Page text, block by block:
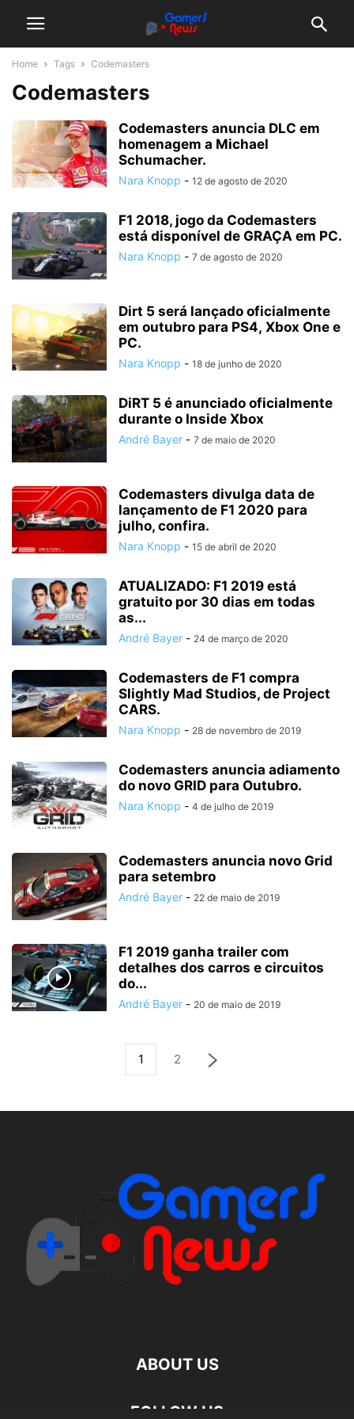
Home Tags Codemasters
Codemasters
Codemasters anuncia DLC em
homenagem a Michael
Schumacher.
Nara Knopp - 12 de agosto de 2020
F1 2018, jogo da Codemasters
está disponível de GRAÇA em PC.
Nara Knopp - 7 de agosto de 2020
Dirt 5 será lançado oficialmente
em outubro para PS4, Xbox One e
PC.
Nara Knopp - 18 de junho de 2020
DiRT 5 é anunciado oficialmente
durante o Inside Xbox
André Bayer - 7 de maio de 2020
Codemasters divulga data de
lançamento de F1 2020 para
julho, confira.
Nara Knopp - 15 de abril de 2020
ATUALIZADO: F1 2019 está
gratuito por 30 dias em todas
as...
André Bayer - 24 de março de 2020
Codemasters de F1 compra
Slightly Mad Studios, de Project
CARS.
Nara Knopp - 28 de novembro de 2019
Codemasters anuncia adiamento
do novo GRID para Outubro.
Nara Knopp - 4 de julho de 2019
Codemasters anuncia novo Grid
para setembro
André Bayer - 22 de maio de 2019
F1 2019 ganha trailer com
detalhes dos carros e circuitos
do...
André Bayer - 20 de maio de 2019
1 2
ABOUT US
FOLLOW US